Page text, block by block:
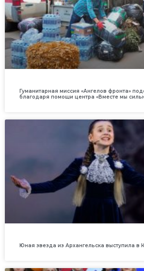
Гуманитарная миссия «Ангелов фронта»
благодаря помощи центра «Вместе мы
Юная звезда из Архангельска выступила в